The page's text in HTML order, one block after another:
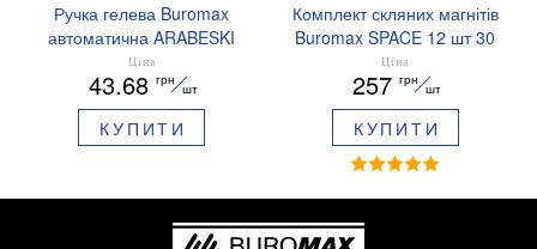
Ручка гелева Buromax
автоматична ARABESKI
0.5 мм ароматизований
грип синє чорнило в
блістері BM.8379-02
Ціна
43.68 грн
шт
КУПИТИ
Комплект скляних магнітів
Buromax SPACE 12 шт 30
мм BM.0048
Ціна
257 грн
шт
КУПИТИ